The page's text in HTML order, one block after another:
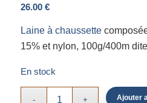
26.00 €
Laine à chaussette
15% et nylon, 100g/400m dite
En stock
Ajouter